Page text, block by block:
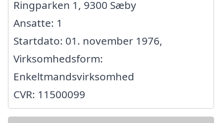
Ringparken 1, 9300 Sæby
Ansatte: 1
Startdato: 01. november 1976,
Virksomhedsform:
Enkeltmandsvirksomhed
CVR: 11500099